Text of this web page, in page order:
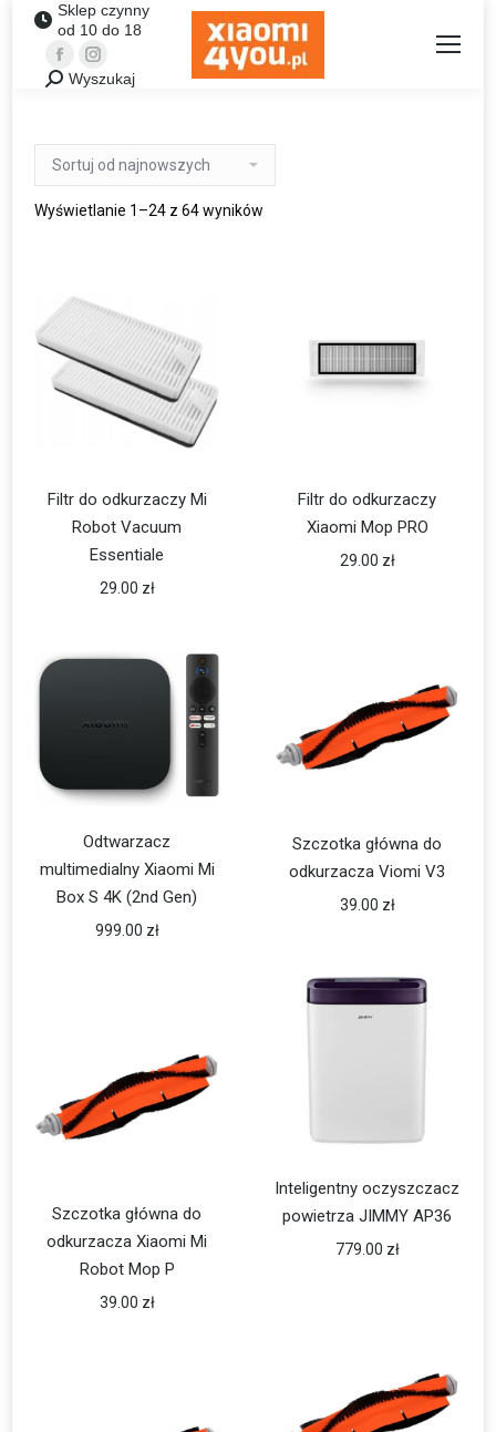
Sklep czynny
od 10 do 18
FacebookInstagram
Szukaj:Wyszukaj
Wyświetlanie 1–24 z 64 wyników
Filtr do odkurzaczy Mi
Robot Vacuum
Essentiale
29.00 zł
Filtr do odkurzaczy
Xiaomi Mop PRO
29.00 zł
Szczotka główna do
odkurzacza Viomi V3
39.00 zł
Odtwarzacz
multimedialny Xiaomi Mi
Box S 4K (2nd Gen)
999.00 zł
Inteligentny oczyszczacz
powietrza JIMMY AP36
779.00 zł
Szczotka główna do
odkurzacza Xiaomi Mi
Robot Mop P
39.00 zł